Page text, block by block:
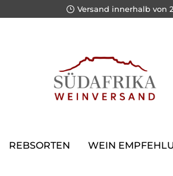
Versand innerhalb von
REBSORTEN WEIN